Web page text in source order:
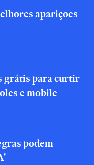
aparições
grátis para curtir
e mobile
podem